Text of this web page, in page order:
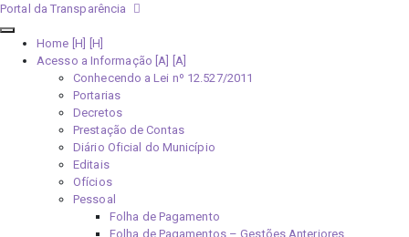
Portal da Transparência
Home [H]
Acesso a Informação [A]
Conhecendo a Lei nº 12.527/2011
Portarias
Decretos
Prestação de Contas
Diário Oficial do Município
Editais
Ofícios
Pessoal
Folha de Pagamento
Folha de Pagamentos – Gestões Anteriores